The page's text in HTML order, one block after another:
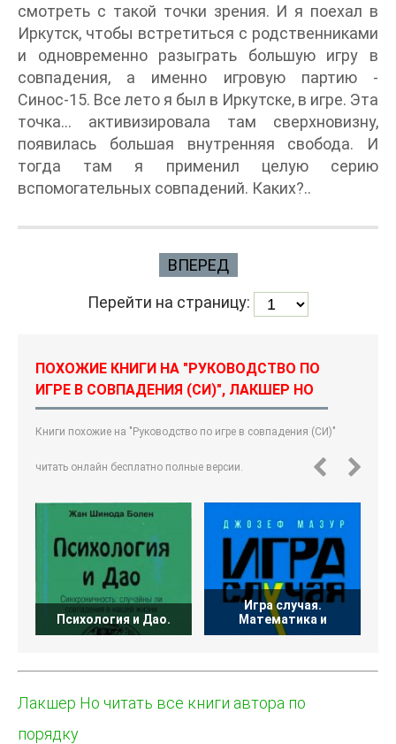
смотреть с такой точки зрения. И я поехал в
Иркутск, чтобы встретиться с родственниками
и одновременно разыграть большую игру в
совпадения, а именно игровую партию -
Синос-15. Все лето я был в Иркутске, в игре. Эта
точка... активизировала там сверхновизну,
появилась большая внутренняя свобода. И
тогда там я применил целую серию
вспомогательных совпадений. Каких?..
ВПЕРЕД
Перейти на страницу:
ПОХОЖИЕ КНИГИ НА "РУКОВОДСТВО ПО
ИГРЕ В СОВПАДЕНИЯ (СИ)", ЛАКШЕР НО
Книги похожие на "Руководство по игре в совпадения (СИ)"
читать онлайн бесплатно полные версии.
Психология и Дао.
Игра случая.
Математика и
Лакшер Но читать все книги автора по
порядку